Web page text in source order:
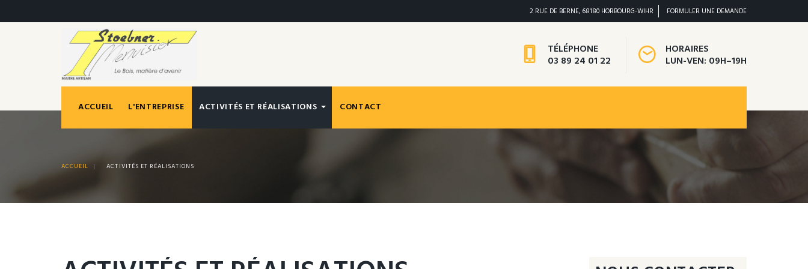
2 RUE DE BERNE, 68180 HORBOURG-WIHR FORMULER UNE DEMANDE
TÉLÉPHONE
03 89 24 01 22
HORAIRES
LUN-VEN: 09H–19H
ACCUEIL L'ENTREPRISE ACTIVITÉS ET RÉALISATIONS CONTACT
ACCUEIL | ACTIVITÉS ET RÉALISATIONS